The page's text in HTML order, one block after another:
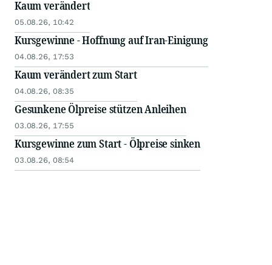
Kaum verändert
05.08.26, 10:42
Kursgewinne - Hoffnung auf Iran-Einigung
04.08.26, 17:53
Kaum verändert zum Start
04.08.26, 08:35
Gesunkene Ölpreise stützen Anleihen
03.08.26, 17:55
Kursgewinne zum Start - Ölpreise sinken
03.08.26, 08:54